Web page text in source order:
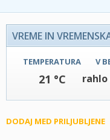
VREME IN
TEMPERATURA
21 °C
V
rahlo
DODAJ MED PRILJUBLJENE